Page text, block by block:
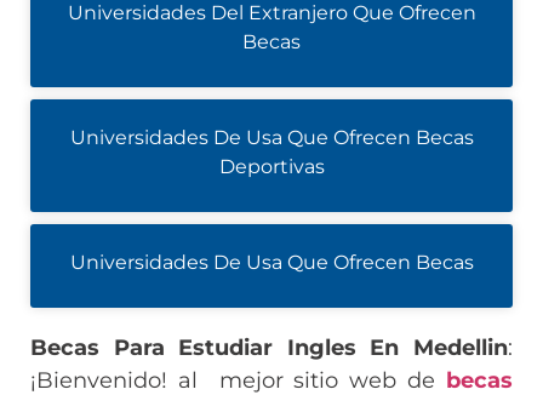
Universidades Del Extranjero Que Ofrecen
Becas
Universidades De Usa Que Ofrecen Becas
Deportivas
Universidades De Usa Que Ofrecen Becas
Becas Para Estudiar Ingles En Medellin:
¡Bienvenido! al mejor sitio web de becas